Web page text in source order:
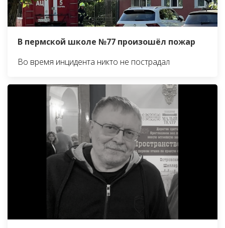
В пермской школе №77 произошёл пожар
Во время инцидента никто не пострадал